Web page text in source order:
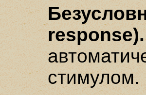
response).
стимулом.